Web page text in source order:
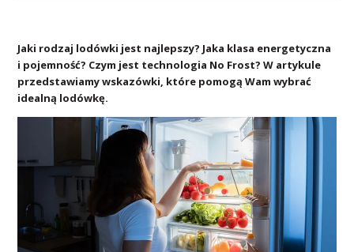
Jaki rodzaj lodówki jest najlepszy? Jaka klasa energetyczna
i pojemność? Czym jest technologia No Frost? W artykule
przedstawiamy wskazówki, które pomogą Wam wybrać
idealną lodówkę.